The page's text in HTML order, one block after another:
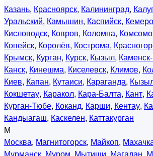
Казань, Красноярск, Калининград,
Уральский, Камышин, Каспийск,
Кисловодск, Ковров, Коломна,
Копейск, Королёв, Кострома,
Крымск, Курган, Курск, Кызыл,
Канск, Кинешма, Киселевск, Климов,
Киев, Капан, Кутаиси, Караганда,
Кокшетау, Каракол, Кара-Балта, Кант,
Курган-Тюбе, Коканд, Карши, Кентау,
Кандыагаш, Каскелен, Каттакурган
М
Москва, Магнитогорск, Майкоп,